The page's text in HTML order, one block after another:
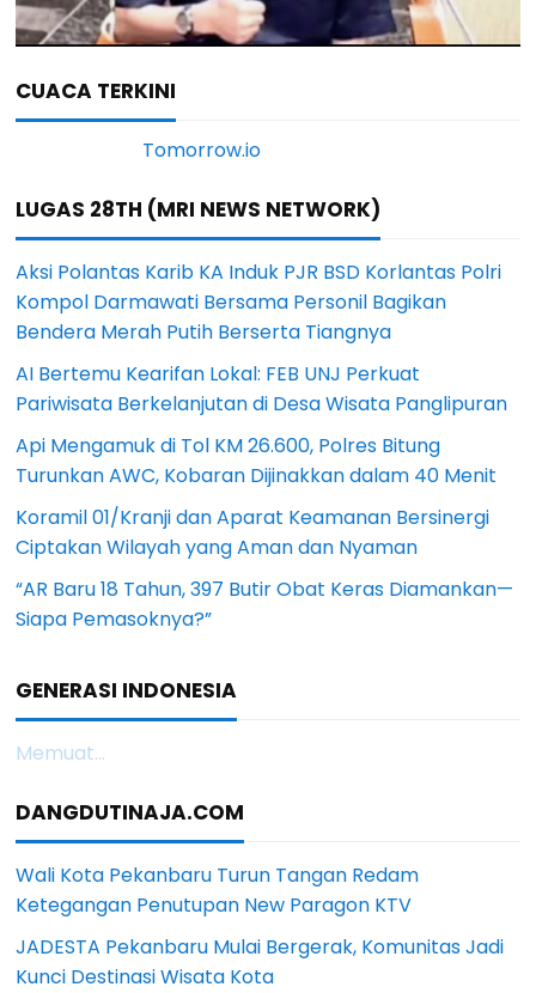
CUACA TERKINI
LUGAS 28TH (MRI NEWS NETWORK)
Aksi Polantas Karib KA Induk PJR BSD Korlantas Polri
Kompol Darmawati Bersama Personil Bagikan
Bendera Merah Putih Berserta Tiangnya
AI Bertemu Kearifan Lokal: FEB UNJ Perkuat
Pariwisata Berkelanjutan di Desa Wisata Panglipuran
Api Mengamuk di Tol KM 26.600, Polres Bitung
Turunkan AWC, Kobaran Dijinakkan dalam 40 Menit
Koramil 01/Kranji dan Aparat Keamanan Bersinergi
Ciptakan Wilayah yang Aman dan Nyaman
“AR Baru 18 Tahun, 397 Butir Obat Keras Diamankan—
Siapa Pemasoknya?”
GENERASI INDONESIA
Memuat...
DANGDUTINAJA.COM
Wali Kota Pekanbaru Turun Tangan Redam
Ketegangan Penutupan New Paragon KTV
JADESTA Pekanbaru Mulai Bergerak, Komunitas Jadi
Kunci Destinasi Wisata Kota